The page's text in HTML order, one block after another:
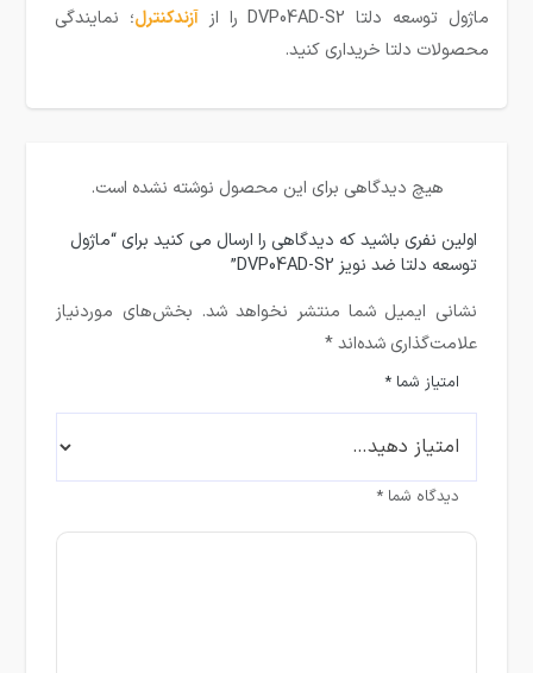
ماژول توسعه دلتا DVP04AD-S2 را از
آزندکنترل؛ نمایندگی
محصولات دلتا خریداری کنید.
هیچ دیدگاهی برای این محصول نوشته نشده است.
اولین نفری باشید که دیدگاهی را ارسال می کنید برای “ماژول
توسعه دلتا ضد نویز DVP04AD-S2”
نشانی ایمیل شما منتشر نخواهد شد. بخش‌های موردنیاز
علامت‌گذاری شده‌اند*
امتیاز شما*
دیدگاه شما*